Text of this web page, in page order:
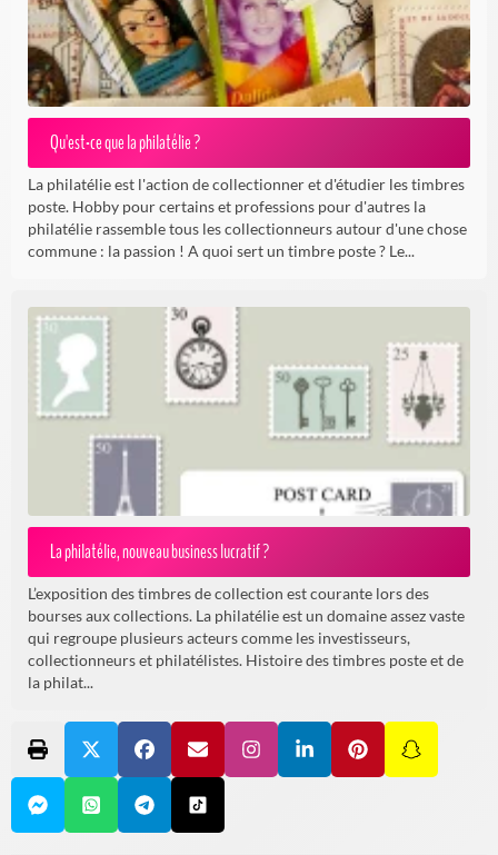
Qu'est-ce que la philatélie ?
La philatélie est l'action de collectionner et d'étudier les timbres
poste. Hobby pour certains et professions pour d'autres la
philatélie rassemble tous les collectionneurs autour d'une chose
commune : la passion ! A quoi sert un timbre poste ? Le...
La philatélie, nouveau business lucratif ?
L’exposition des timbres de collection est courante lors des
bourses aux collections. La philatélie est un domaine assez vaste
qui regroupe plusieurs acteurs comme les investisseurs,
collectionneurs et philatélistes. Histoire des timbres poste et de
la philat...